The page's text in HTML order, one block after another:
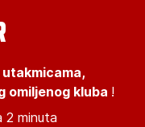
omiljenog kluba !
2 minuta